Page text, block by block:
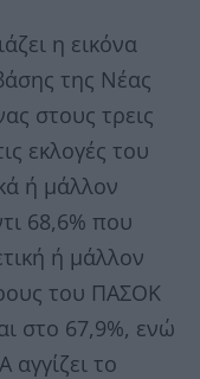
η εικόνα
της Νέας
στους τρεις
εκλογές του
ή μάλλον
68,6% που
ή μάλλον
του ΠΑΣΟΚ
στο 67,9%, ενώ
το